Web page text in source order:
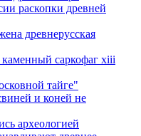
раскопки древней
древнерусская
саркофаг xiii
тайге"
и коней не
археологией